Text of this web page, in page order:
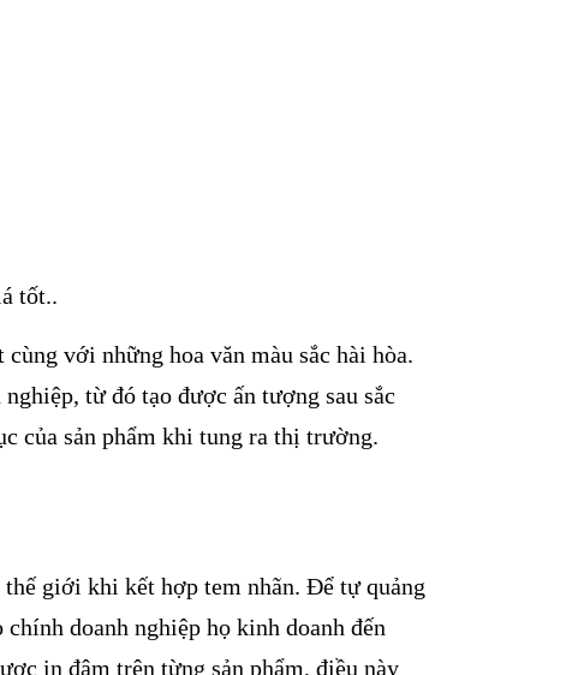
tốt..
với những hoa văn màu sắc hài hòa.
từ đó tạo được ấn tượng sau sắc
của sản phẩm khi tung ra thị trường.
giới khi kết hợp tem nhãn. Để tự quảng
doanh nghiệp họ kinh doanh đến
in đậm trên từng sản phẩm, điều này